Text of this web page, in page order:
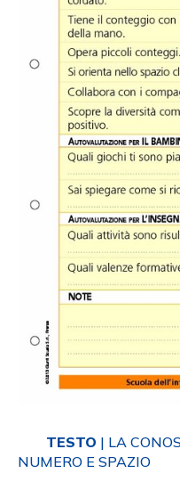
TESTO | LA
NUMERO E SPAZIO